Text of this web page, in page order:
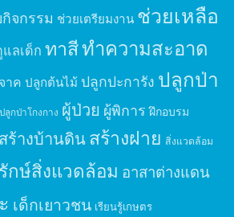
จกรรม ช่วยเตรียมงาน ช่วยเหลือ
ลเด็ก ทาสีทำความสะอาด
าค ปลูกต้นไม้ ปลูกปะการัง ปลูกป่า
ปลูกป่าโกงกาง ผู้ป่วย ผู้พิการ ฝึกอบรม
สร้างบ้านดินสร้างฝาย สิ่งแวดล้อม
กษ์สิ่งแวดล้อม อาสาต่างแดน
เด็กเยาวชน เรียนรู้เกษตร